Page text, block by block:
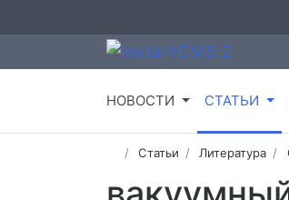
НОВОСТИ СТАТЬИ
Статьи Литература